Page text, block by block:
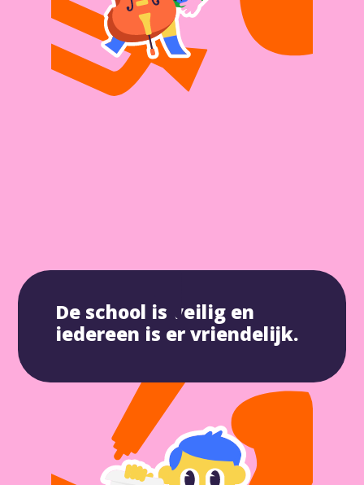
De school is veilig en
iedereen is er vriendelijk.
Plan nu een
kennis-
makings-
gesprek in